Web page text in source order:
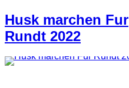
Husk marchen Fur
Rundt 2022